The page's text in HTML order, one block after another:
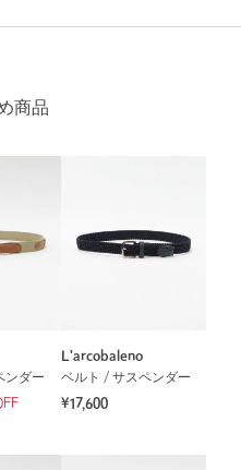
商品
ンダー
L'arcobaleno
ベルト / サスペンダー
¥17,600